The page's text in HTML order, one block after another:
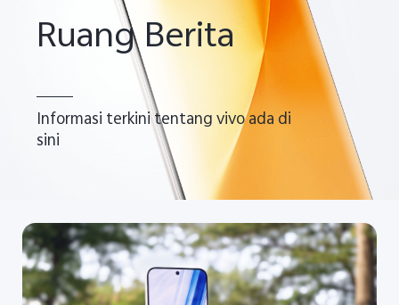
Indonesia | Pilih negara/wilayah
Ruang Berita
Informasi terkini tentang vivo ada di
sini